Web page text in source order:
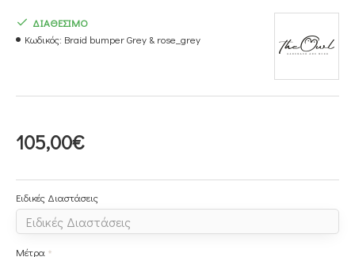
105,00€
ΔΙΑΘΕΣΙΜΟ
Κωδικός: Braid bumper Grey & rose_grey
Ειδικές Διαστάσεις
Μέτρα